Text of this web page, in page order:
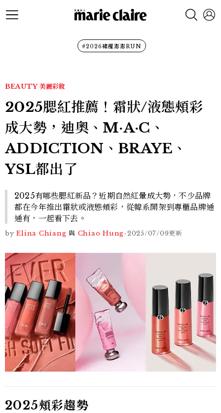
#2026裙襬澎澎RUN
BEAUTY 美麗彩妝
2025腮紅推薦！霜狀/液態頰彩
成大勢，迪奧、M·A·C、
ADDICTION、BRAYE、
YSL都出了
2025有哪些腮紅新品？近期自然紅暈成大勢，不少品牌
都在今年推出霜狀或液態頰彩，從韓系開架到專櫃品牌通
通有，一起看下去。
by Elina Chiang 與 Chiao Hung-2025/07/09更新
2025頰彩趨勢